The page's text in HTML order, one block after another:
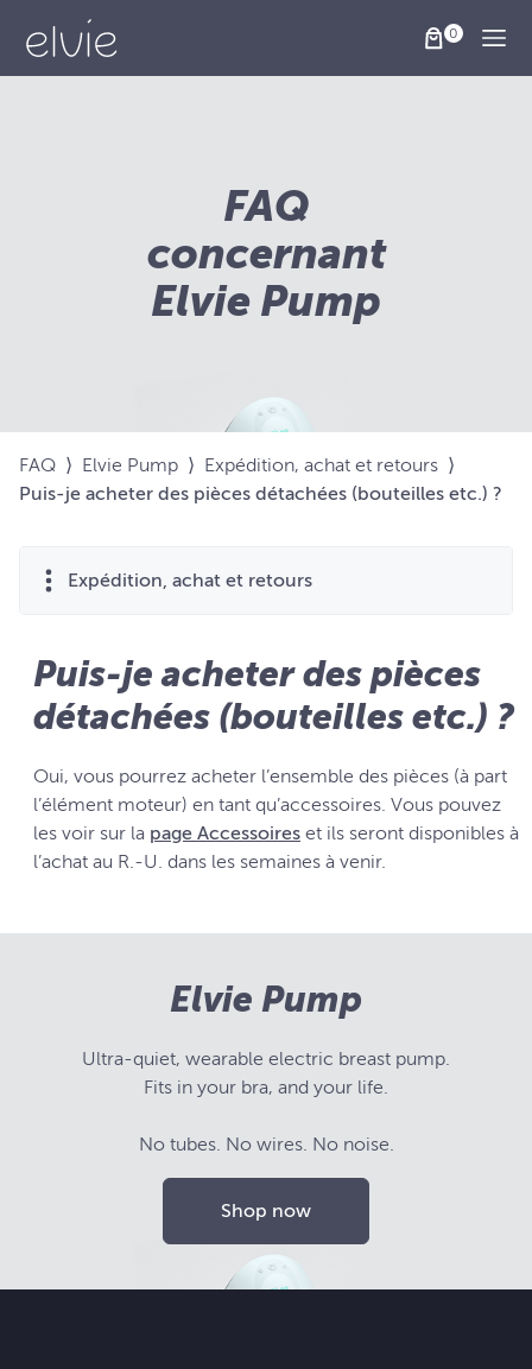
FAQ
concernant
Elvie Pump
FAQ ⟩ Elvie Pump ⟩ Expédition, achat et retours ⟩
Puis-je acheter des pièces détachées (bouteilles etc.) ?
Expédition, achat et retours
Puis-je acheter des pièces
détachées (bouteilles etc.) ?
Oui, vous pourrez acheter l’ensemble des pièces (à part
l’élément moteur) en tant qu’accessoires. Vous pouvez
les voir sur la page Accessoires et ils seront disponibles à
l’achat au R.-U. dans les semaines à venir.
Elvie Pump
Ultra-quiet, wearable electric breast pump.
Fits in your bra, and your life.
No tubes. No wires. No noise.
Shop now